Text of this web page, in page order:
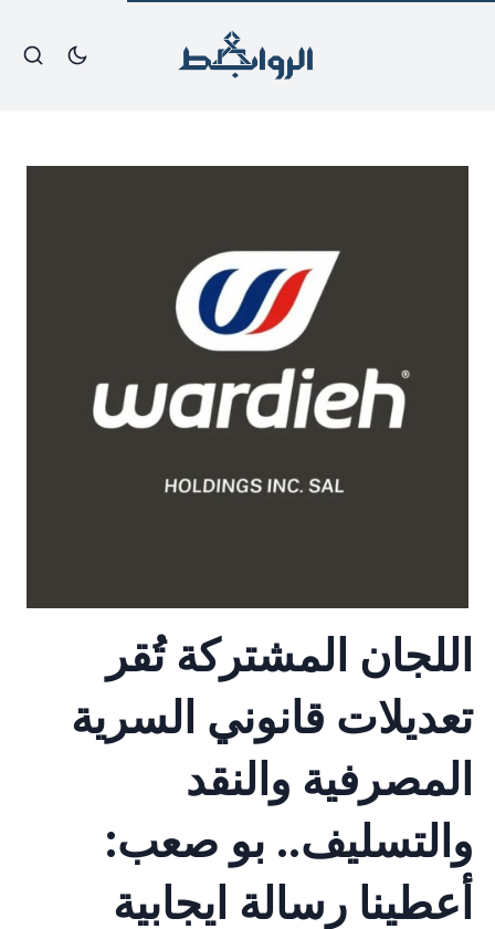
اللجان المشتركة تُقر
تعديلات قانوني السرية
المصرفية والنقد
والتسليف.. بو صعب:
أعطينا رسالة ايجابية